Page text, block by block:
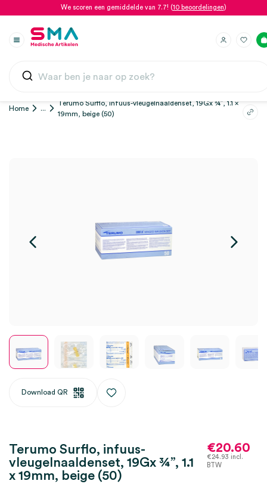
We scoren een gemiddelde van 7.7! (10 beoordelingen)
Home ...
Terumo Surflo, infuus-vleugelnaaldenset, 19Gx ¾”, 1.1 x
19mm, beige (50)
Download QR
Terumo Surflo, infuus-
vleugelnaaldenset, 19Gx ¾”, 1.1
x 19mm, beige (50)
€20.60
€24.93 incl.
BTW